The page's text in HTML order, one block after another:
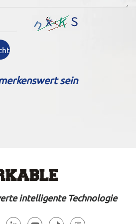
sein
intelligente Technologie